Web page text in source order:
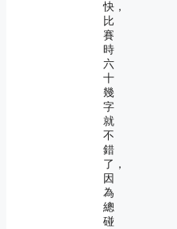
快，
比
賽
時
六
十
幾
字
就
不
錯
了，
因
為
總
碰